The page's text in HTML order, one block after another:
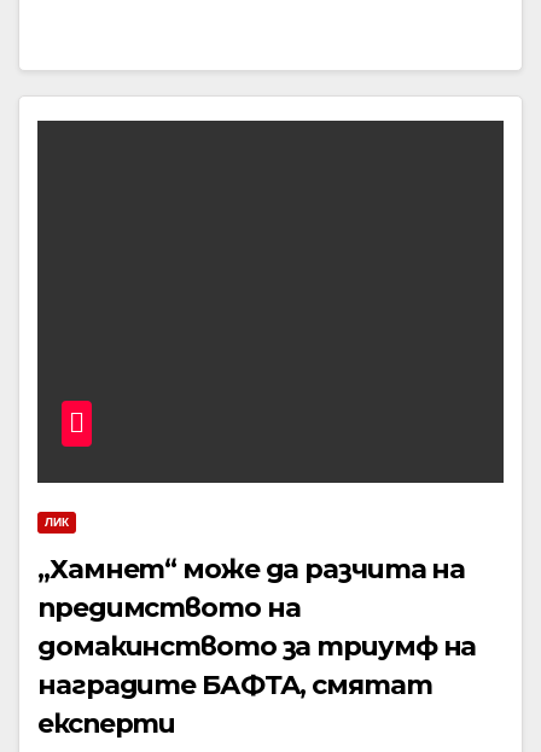
ЛИК
„Хамнет“ може да разчита на
предимството на
домакинството за триумф на
наградите БАФТА, смятат
експерти